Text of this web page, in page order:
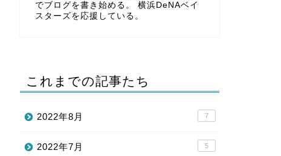
でブログを書き始める。 横浜DeNAベイ
スターズを応援している。
これまでの記事たち
2022年8月 7
2022年7月 5